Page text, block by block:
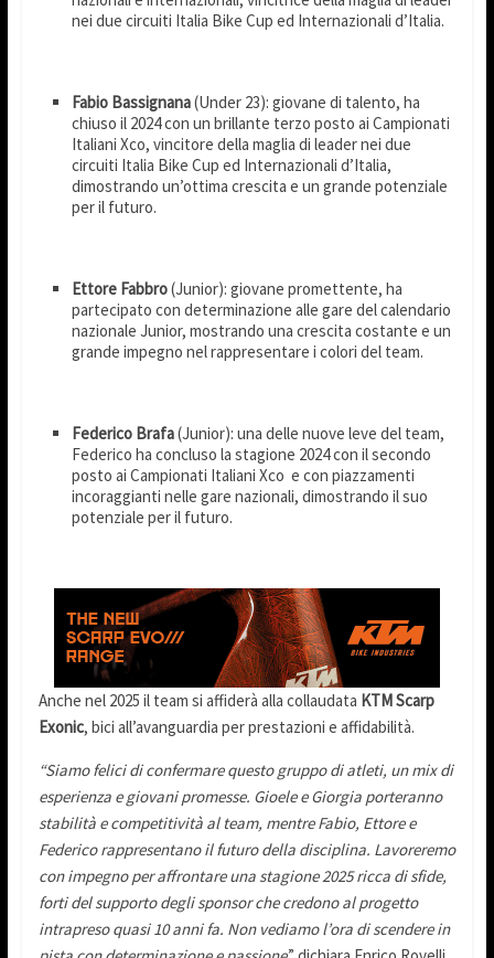
nei due circuiti Italia Bike Cup ed Internazionali d’Italia.
Fabio Bassignana(Under 23): giovane di talento, ha
chiuso il 2024 con un brillante terzo posto ai Campionati
Italiani Xco, vincitore della maglia di leader nei due
circuiti Italia Bike Cup ed Internazionali d’Italia,
dimostrando un’ottima crescita e un grande potenziale
per il futuro.
Ettore Fabbro(Junior): giovane promettente, ha
partecipato con determinazione alle gare del calendario
nazionale Junior, mostrando una crescita costante e un
grande impegno nel rappresentare i colori del team.
Federico Brafa(Junior): una delle nuove leve del team,
Federico ha concluso la stagione 2024 con il secondo
posto ai Campionati Italiani Xco e con piazzamenti
incoraggianti nelle gare nazionali, dimostrando il suo
potenziale per il futuro.
Anche nel 2025 il team si affiderà alla collaudata KTM Scarp
Exonic, bici all’avanguardia per prestazioni e affidabilità.
“Siamo felici di confermare questo gruppo di atleti, un mix di
esperienza e giovani promesse. Gioele e Giorgia porteranno
stabilità e competitività al team, mentre Fabio, Ettore e
Federico rappresentano il futuro della disciplina. Lavoreremo
con impegno per affrontare una stagione 2025 ricca di sfide,
forti del supporto degli sponsor che credono al progetto
intrapreso quasi 10 anni fa. Non vediamo l’ora di scendere in